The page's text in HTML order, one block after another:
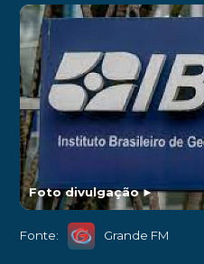
Foto divulgação►
Fonte: Grande FM